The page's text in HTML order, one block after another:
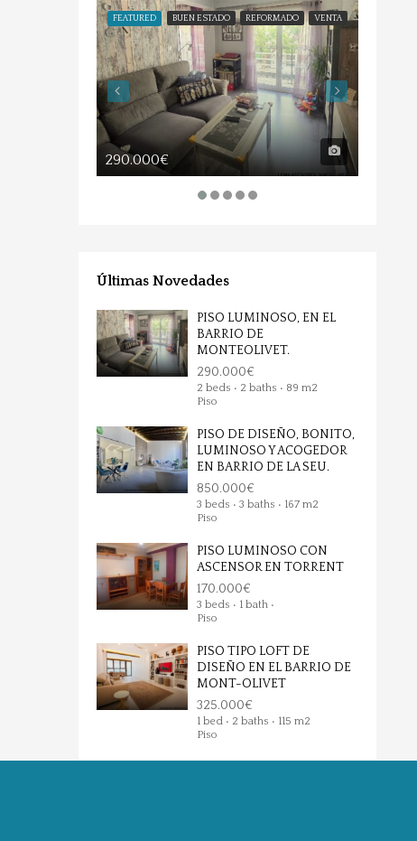
FEATURED BUEN ESTADO REFORMADO VENTA
290.000€
Últimas Novedades
PISO LUMINOSO, EN EL
BARRIO DE
MONTEOLIVET.
290.000€
2 beds • 2 baths • 89 m2
Piso
PISO DE DISEÑO, BONITO,
LUMINOSO Y ACOGEDOR
EN BARRIO DE LA SEU.
850.000€
3 beds • 3 baths • 167 m2
Piso
PISO LUMINOSO CON
ASCENSOR EN TORRENT
170.000€
3 beds • 1 bath •
Piso
PISO TIPO LOFT DE
DISEÑO EN EL BARRIO DE
MONT-OLIVET
325.000€
1 bed • 2 baths • 115 m2
Piso